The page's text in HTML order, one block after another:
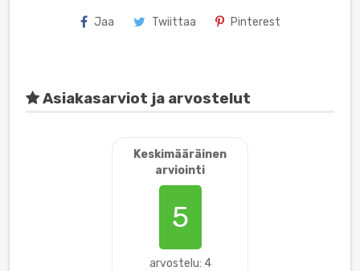
Jaa Twiittaa Pinterest
Asiakasarviot ja arvostelut
Keskimääräinen
arviointi
5
arvostelu: 4